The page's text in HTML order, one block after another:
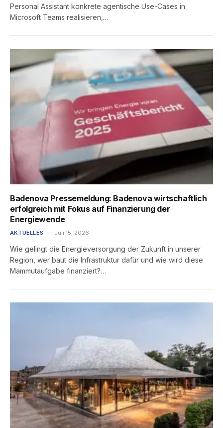
Personal Assistant konkrete agentische Use-Cases in
Microsoft Teams realisieren,…
Badenova Pressemeldung: Badenova wirtschaftlich
erfolgreich mit Fokus auf Finanzierung der
Energiewende
AKTUELLES Juli 15, 2026
Wie gelingt die Energieversorgung der Zukunft in unserer
Region, wer baut die Infrastruktur dafür und wie wird diese
Mammutaufgabe finanziert?…